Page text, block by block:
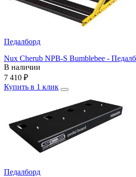
Педалборд
Nux Cherub NPB-S Bumblebee -
В наличии
7 410 ₽
Купить в 1 клик
Педалборд